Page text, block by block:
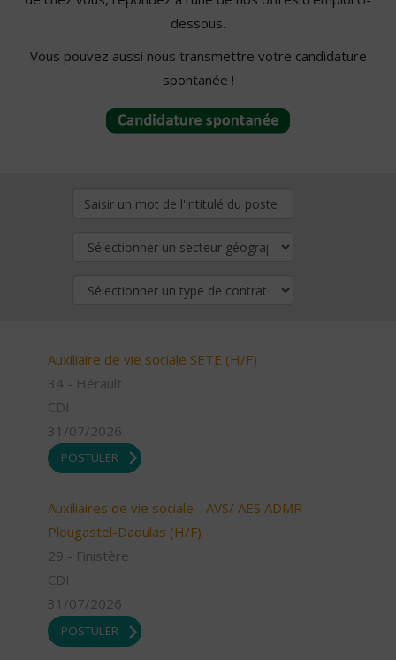
dessous.
Vous pouvez aussi nous transmettre votre candidature
spontanée !
Auxiliaire de vie sociale SETE (H/F)
34 - Hérault
CDI
31/07/2026
POSTULER
Auxiliaires de vie sociale - AVS/ AES ADMR -
Plougastel-Daoulas (H/F)
29 - Finistère
CDI
31/07/2026
POSTULER